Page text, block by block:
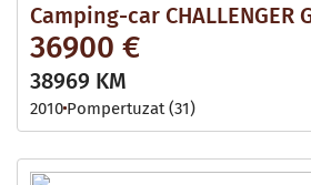
Camping-car CHALLENGER
36900 €
38969 KM
2010 Pompertuzat (31)